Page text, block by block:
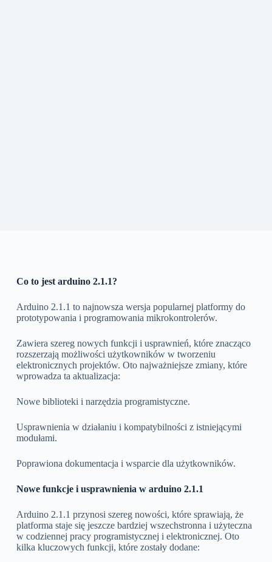
Co to jest arduino 2.1.1?
Arduino 2.1.1 to najnowsza wersja popularnej platformy do
prototypowania i programowania mikrokontrolerów.
Zawiera szereg nowych funkcji i usprawnień, które znacząco
rozszerzają możliwości użytkowników w tworzeniu
elektronicznych projektów. Oto najważniejsze zmiany, które
wprowadza ta aktualizacja:
Nowe biblioteki i narzędzia programistyczne.
Usprawnienia w działaniu i kompatybilności z istniejącymi
modułami.
Poprawiona dokumentacja i wsparcie dla użytkowników.
Nowe funkcje i usprawnienia w arduino 2.1.1
Arduino 2.1.1 przynosi szereg nowości, które sprawiają, że
platforma staje się jeszcze bardziej wszechstronna i użyteczna
w codziennej pracy programistycznej i elektronicznej. Oto
kilka kluczowych funkcji, które zostały dodane: